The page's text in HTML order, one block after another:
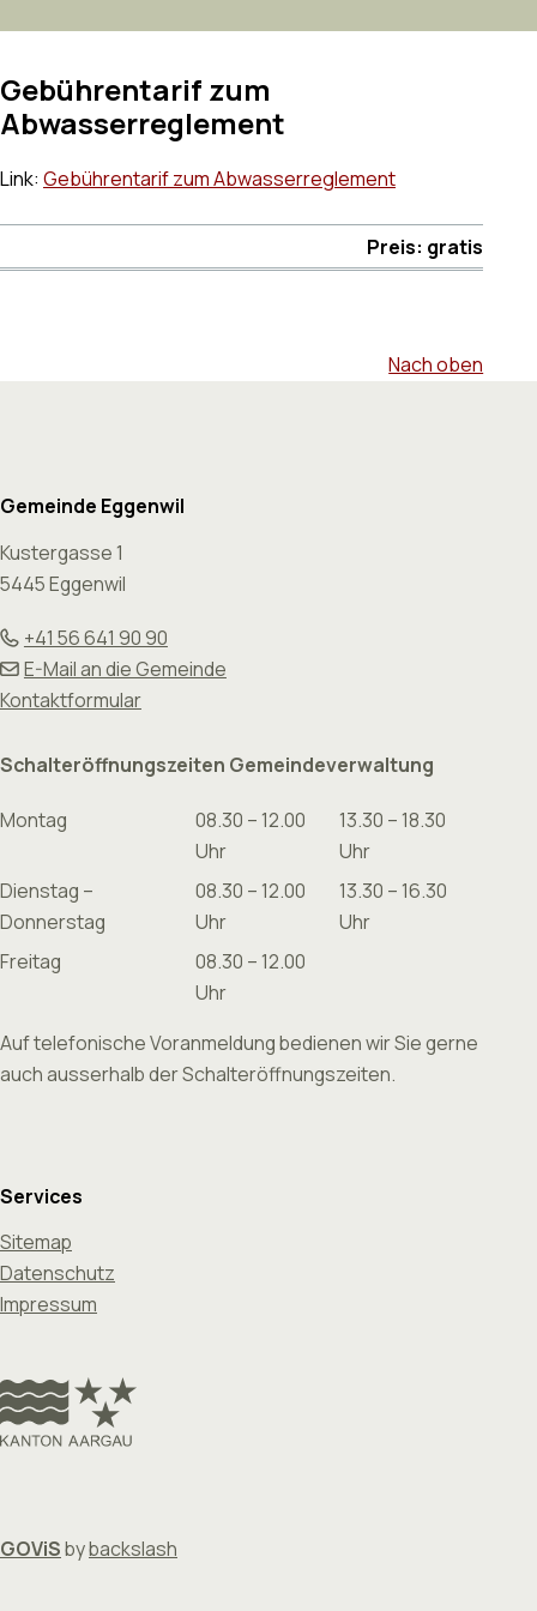
Gebührentarif zum
Abwasserreglement
Link: Gebührentarif zum Abwasserreglement
Preis: gratis
Nach oben
Gemeinde Eggenwil
Kustergasse 1
5445 Eggenwil
+41 56 641 90 90
E-Mail an die Gemeinde
Kontaktformular
Schalteröffnungszeiten Gemeindeverwaltung
Montag
08.30 – 12.00
Uhr
13.30 – 18.30
Uhr
Dienstag –
Donnerstag
08.30 – 12.00
Uhr
13.30 – 16.30
Uhr
Freitag
08.30 – 12.00
Uhr
Auf telefonische Voranmeldung bedienen wir Sie gerne
auch ausserhalb der Schalteröffnungszeiten.
Services
Sitemap
Datenschutz
Impressum
GOViSbybackslash